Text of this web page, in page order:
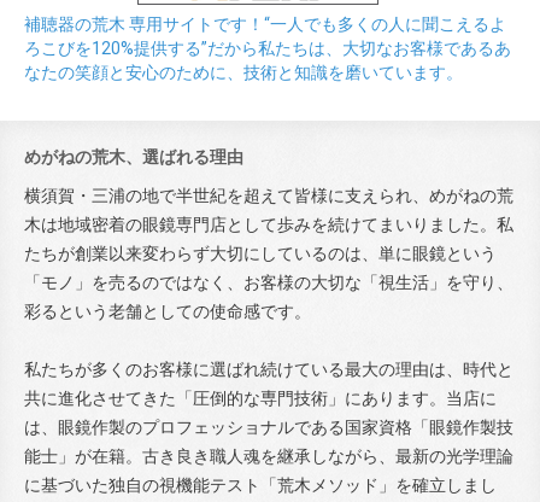
補聴器の荒木 専用サイトです！“一人でも多くの人に聞こえるよ
ろこびを120%提供する”だから私たちは、大切なお客様であるあ
なたの笑顔と安心のために、技術と知識を磨いています。
めがねの荒木、選ばれる理由
横須賀・三浦の地で半世紀を超えて皆様に支えられ、めがねの荒
木は地域密着の眼鏡専門店として歩みを続けてまいりました。私
たちが創業以来変わらず大切にしているのは、単に眼鏡という
「モノ」を売るのではなく、お客様の大切な「視生活」を守り、
彩るという老舗としての使命感です。
私たちが多くのお客様に選ばれ続けている最大の理由は、時代と
共に進化させてきた「圧倒的な専門技術」にあります。当店に
は、眼鏡作製のプロフェッショナルである国家資格「眼鏡作製技
能士」が在籍。古き良き職人魂を継承しながら、最新の光学理論
に基づいた独自の視機能テスト「荒木メソッド」を確立しまし